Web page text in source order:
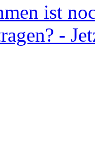
ist
-